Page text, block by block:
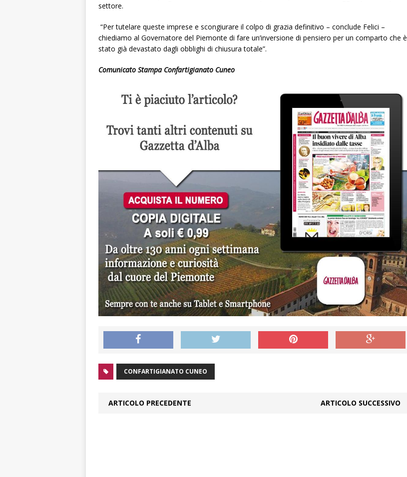
settore.
“Per tutelare queste imprese e scongiurare il colpo di grazia definitivo – conclude Felici –
chiediamo al Governatore del Piemonte di fare un’inversione di pensiero per un comparto che è
stato già devastato dagli obblighi di chiusura totale”.
Comunicato Stampa Confartigianato Cuneo
CONFARTIGIANATO CUNEO
ARTICOLO PRECEDENTE ARTICOLO SUCCESSIVO